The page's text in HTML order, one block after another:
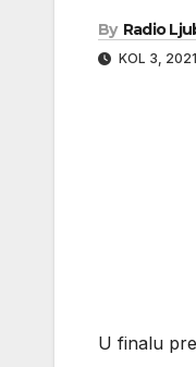
By Radio
KOL 3, 2021
U finalu